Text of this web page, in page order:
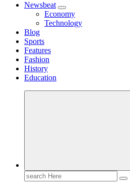
Newsbeat
Economy
Technology
Blog
Sports
Features
Fashion
History
Education
Search
for: